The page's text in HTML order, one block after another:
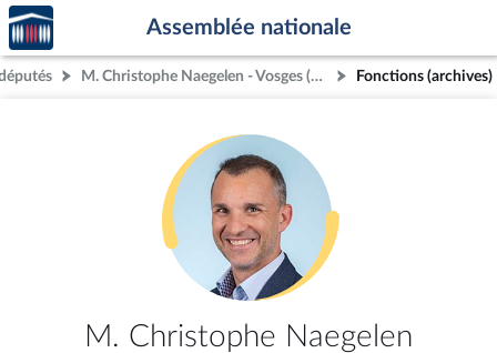
Aller au contenu
Aller en bas de la page
Accèder
à la
page
d'accueil
Assemblée nationale
M. Christophe Naegelen - Vosges (3e circonscription) Fonctions (archives)
M. Christophe Naegelen